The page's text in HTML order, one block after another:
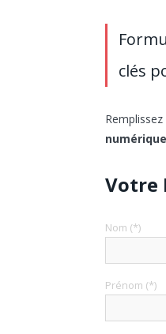
clés
Votre
Nom (*)
Prénom (*)